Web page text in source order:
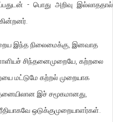
- பொது அறிவு இல்லாததால்
இந்த நிலைமைக்கு, இனவாத
சிந்தனைமுறையே, கற்றலை
மட்டுமே கற்றல் முறையாக
இச் சமூகமானது,
ஒடுக்குமுறையாளர்கள்.